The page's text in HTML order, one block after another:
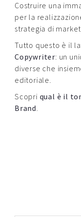
Costruire una
per la
strategia di
Tutto questo è il
Copywriter: un
diverse che
editoriale.
Scopri qual è il
Brand.